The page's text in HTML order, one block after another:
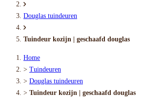
Douglas tuindeuren
Tuindeur kozijn | geschaafd douglas
Home
> Tuindeuren
> Douglas tuindeuren
> Tuindeur kozijn | geschaafd douglas